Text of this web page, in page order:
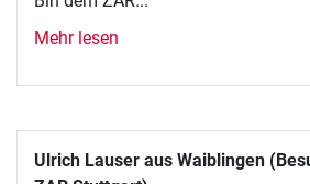
Mehr lesen
Ulrich Lauser aus Waiblingen